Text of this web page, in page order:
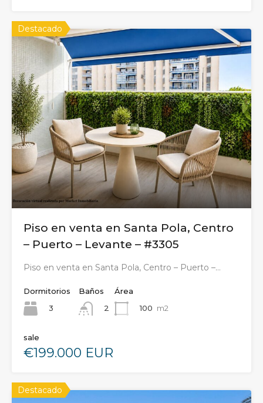
Destacado
Piso en venta en Santa Pola, Centro
– Puerto – Levante – #3305
Piso en venta en Santa Pola, Centro – Puerto –…
Dormitorios
3
Baños
2
Área
100 m2
sale
€199.000 EUR
Destacado